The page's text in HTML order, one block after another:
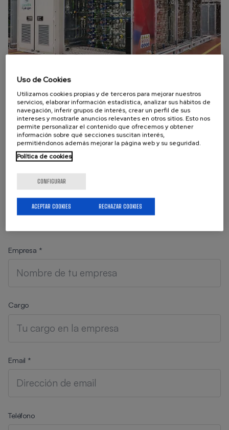
Si quieres recibir el boletín semanal
en tu correo electrónico,
cumplimenta el siguiente formulario
Empresa *
Cargo
Email *
Teléfono
Uso de Cookies
Utilizamos cookies propias y de terceros para mejorar nuestros
servicios, elaborar información estadística, analizar sus hábitos de
navegación, inferir grupos de interés, crear un perfil de sus
intereses y mostrarle anuncios relevantes en otros sitios. Esto nos
permite personalizar el contenido que ofrecemos y obtener
información sobre qué secciones suscitan interés,
permitiéndonos además mejorar la página web y su seguridad.
Política de cookies
CONFIGURAR
RECHAZAR COOKIES
ACEPTAR COOKIES